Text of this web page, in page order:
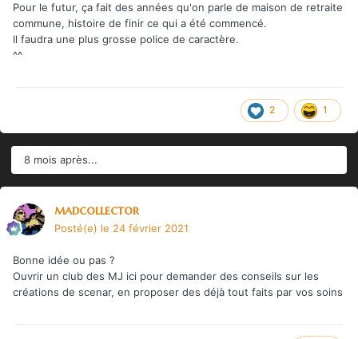
Pour le futur, ça fait des années qu'on parle de maison de retraite
commune, histoire de finir ce qui a été commencé.
Il faudra une plus grosse police de caractère.
^^
2 1
8 mois après...
madcollector
Posté(e) le 24 février 2021
Bonne idée ou pas ?
Ouvrir un club des MJ ici pour demander des conseils sur les
créations de scenar, en proposer des déjà tout faits par vos soins